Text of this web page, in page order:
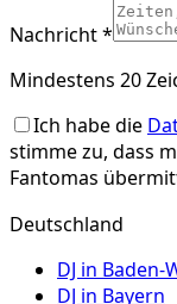
Nachricht *
Mindestens 20
Ich habe die
stimme zu, dass
Fantomas
Deutschland
DJ in Baden-
DJ in Bayern